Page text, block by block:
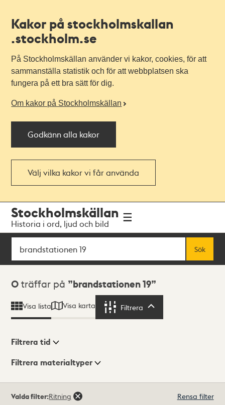
Kakor på stockholmskallan
.stockholm.se
På Stockholmskällan använder vi kakor, cookies, för att
sammanställa statistik och för att webbplatsen ska
fungera på ett bra sätt för dig.
Om kakor på Stockholmskällan
Godkänn alla kakor
Välj vilka kakor vi får använda
navigationen
huvudinnehållet
Stockholmskällan
Historia i ord, ljud och bild
Sök
Sök
Sökresultat
0 träffar på brandstationen 19
Visa lista Visa karta Filtrera
Visningsläge
Filtrera tid
Filtrera materialtyper
träffar
Valda filter:Ritning Rensa filter